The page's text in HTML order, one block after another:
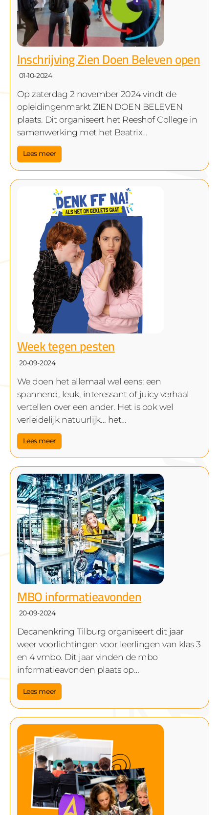
Inschrijving Zien Doen Beleven open
01-10-2024
Op zaterdag 2 november 2024 vindt de
opleidingenmarkt ZIEN DOEN BELEVEN
plaats. Dit organiseert het Reeshof College in
samenwerking met het Beatrix…
Lees meer
Week tegen pesten
20-09-2024
We doen het allemaal wel eens: een
spannend, leuk, interessant of juicy verhaal
vertellen over een ander. Het is ook wel
verleidelijk natuurlijk… het…
Lees meer
MBO informatieavonden
20-09-2024
Decanenkring Tilburg organiseert dit jaar
weer voorlichtingen voor leerlingen van klas 3
en 4 vmbo. Dit jaar vinden de mbo
informatieavonden plaats op…
Lees meer